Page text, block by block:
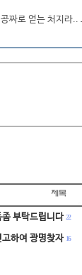
짜로 얻는 처지라
부탁드립니다 22
하여 광명찾자 16